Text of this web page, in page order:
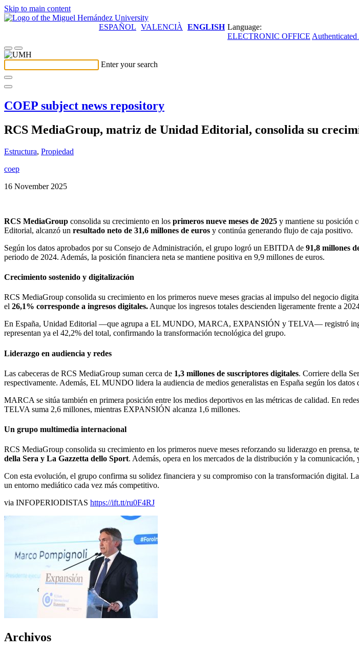
Skip to main content
Language:
ESPAÑOL VALENCIÀ
ENGLISH
ELECTRONIC OFFICE
Enter your search
COEP subject news repository
RCS MediaGroup, matriz de Unidad Editorial, consolida su
Estructura, Propiedad
coep
16 November 2025
RCS MediaGroup consolida su crecimiento en los primeros nueve meses de 2025 y mantiene su posición
Editorial, alcanzó un resultado neto de 31,6 millones de euros y continúa generando flujo de caja positivo.
Según los datos aprobados por su Consejo de Administración, el grupo logró un EBITDA de 91,8 millones
periodo de 2024. Además, la posición financiera neta se mantiene positiva en 9,9 millones de euros.
Crecimiento sostenido y digitalización
RCS MediaGroup consolida su crecimiento en los primeros nueve meses gracias al impulso del negocio
el 26,1% corresponde a ingresos digitales. Aunque los ingresos totales descienden ligeramente frente a
En España, Unidad Editorial —que agrupa a EL MUNDO, MARCA, EXPANSIÓN y TELVA— registró
representan ya el 42,2% del total, confirmando la transformación tecnológica del grupo.
Liderazgo en audiencia y redes
Las cabeceras de RCS MediaGroup suman cerca de 1,3 millones de suscriptores digitales. Corriere della
respectivamente. Además, EL MUNDO lidera la audiencia de medios generalistas en España según los
MARCA se sitúa también en primera posición entre los medios deportivos en las métricas de calidad. En
TELVA suma 2,6 millones, mientras EXPANSIÓN alcanza 1,6 millones.
Un grupo multimedia internacional
RCS MediaGroup consolida su crecimiento en los primeros nueve meses reforzando su liderazgo en
della Sera y La Gazzetta dello Sport. Además, opera en los mercados de la distribución y la
Con esta evolución, el grupo confirma su solidez financiera y su compromiso con la transformación digital.
un entorno mediático cada vez más competitivo.
via INFOPERIODISTAS https://ift.tt/ru0F4RJ
Archivos